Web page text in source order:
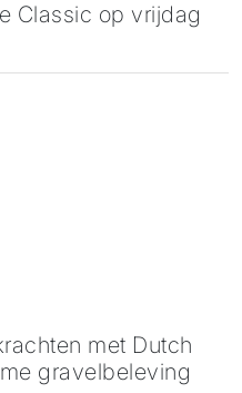
Classic op vrijdag
met Dutch
gravelbeleving